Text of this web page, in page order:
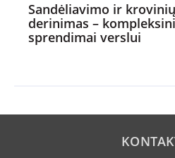
Sandėliavimo ir
derinimas –
sprendimai verslui